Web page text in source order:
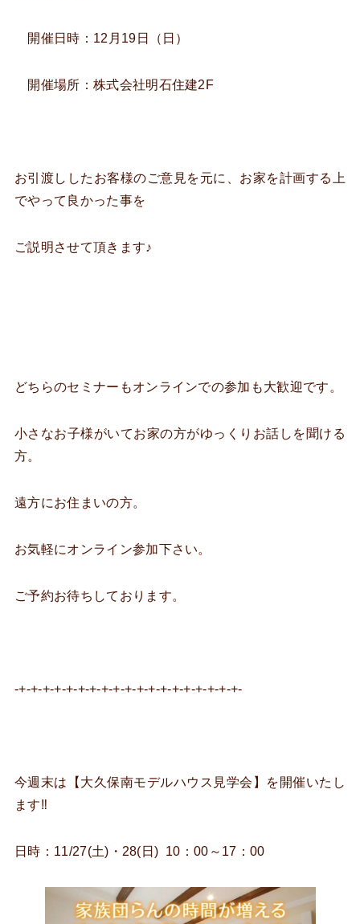
開催日時：12月19日（日）
開催場所：株式会社明石住建2F
お引渡ししたお客様のご意見を元に、お家を計画する上
でやって良かった事を
ご説明させて頂きます♪
どちらのセミナーもオンラインでの参加も大歓迎です。
小さなお子様がいてお家の方がゆっくりお話しを聞ける
方。
遠方にお住まいの方。
お気軽にオンライン参加下さい。
ご予約お待ちしております。
-+-+-+-+-+-+-+-+-+-+-+-+-+-+-+-+-+-+-+-
今週末は【大久保南モデルハウス見学会】を開催いたし
ます‼
日時：11/27(土)・28(日) 10：00～17：00